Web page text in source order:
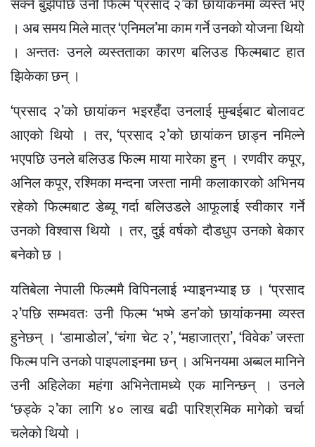
सक्ने बुझेपछि उनी फिल्म ‘प्रसाद २’को छायांकनमा व्यस्त भए
। अब समय मिले मात्र ‘एनिमल’मा काम गर्ने उनको योजना थियो
। अन्ततः उनले व्यस्तताका कारण बलिउड फिल्मबाट हात
झिकेका छन् ।
‘प्रसाद २’को छायांकन भइरहँदा उनलाई मुम्बईबाट बोलावट
आएको थियो । तर, ‘प्रसाद २’को छायांकन छाड्न नमिल्ने
भएपछि उनले बलिउड फिल्म माया मारेका हुन् । रणवीर कपूर,
अनिल कपूर, रश्मिका मन्दना जस्ता नामी कलाकारको अभिनय
रहेको फिल्मबाट डेब्यू गर्दा बलिउडले आफूलाई स्वीकार गर्ने
उनको विश्वास थियो । तर, दुई वर्षको दौडधुप उनको बेकार
बनेको छ ।
यतिबेला नेपाली फिल्ममै विपिनलाई भ्याइनभ्याइ छ । ‘प्रसाद
२’पछि सम्भवतः उनी फिल्म ‘भष्मे डन’को छायांकनमा व्यस्त
हुनेछन् । ‘डामाडोल’, ‘चंगा चेट २’, ‘महाजात्रा’, ‘विवेक’ जस्ता
फिल्म पनि उनको पाइपलाइनमा छन् । अभिनयमा अब्बल मानिने
उनी अहिलेका महंगा अभिनेतामध्ये एक मानिन्छन् । उनले
‘छड्के २’का लागि ४० लाख बढी पारिश्रमिक मागेको चर्चा
चलेको थियो ।